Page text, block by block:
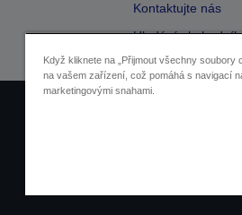
Kontaktujte nás
Hledání
Když kliknete na „Přijmout všechny
na vašem zařízení, což pomáhá s navigací
marketingovými snahami.